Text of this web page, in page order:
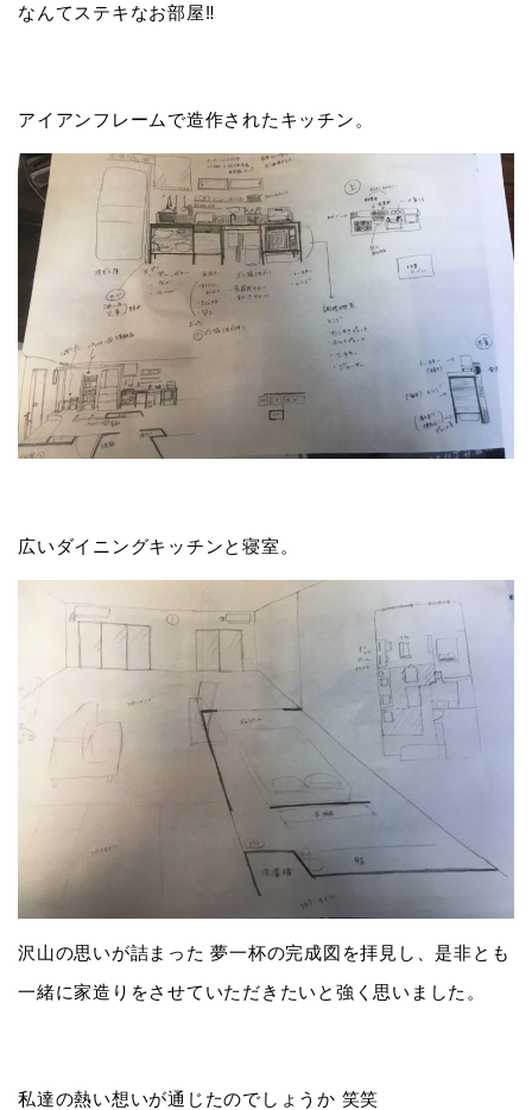
なんてステキなお部屋‼️
アイアンフレームで造作されたキッチン。
広いダイニングキッチンと寝室。
沢山の思いが詰まった 夢一杯の完成図を拝見し、是非とも
一緒に家造りをさせていただきたいと強く思いました。
私達の熱い想いが通じたのでしょうか 笑笑